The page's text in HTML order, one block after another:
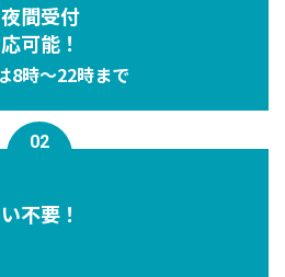
間受付
可能！
8時〜22時まで
02
不要！